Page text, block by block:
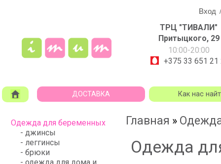
Вход
ТРЦ "ТИВАЛИ"
Притыцкого, 29
10:00-20:00
+375 33 651 21
ДОСТАВКА Как нас
Одежда для беременных
- джинсы
- леггинсы
- брюки
Главная »
Одежда